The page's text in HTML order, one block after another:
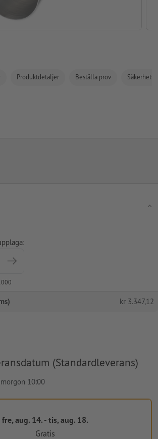
Produktdetaljer Beställa prov
kr 3.347,12
(Standardleverans)
10:00
fre, aug. 14. - tis, aug. 18.
Gratis